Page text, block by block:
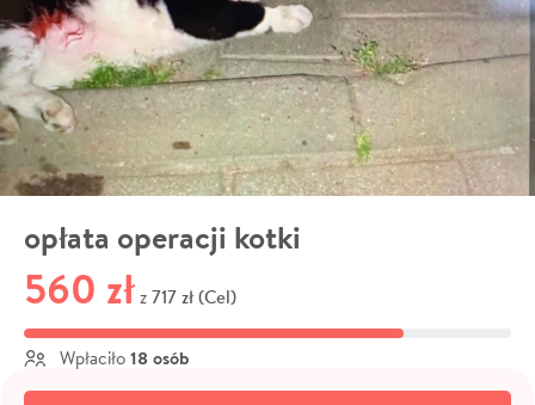
opłata operacji kotki
560 zł z 717 zł (Cel)
Wpłaciło 18 osób